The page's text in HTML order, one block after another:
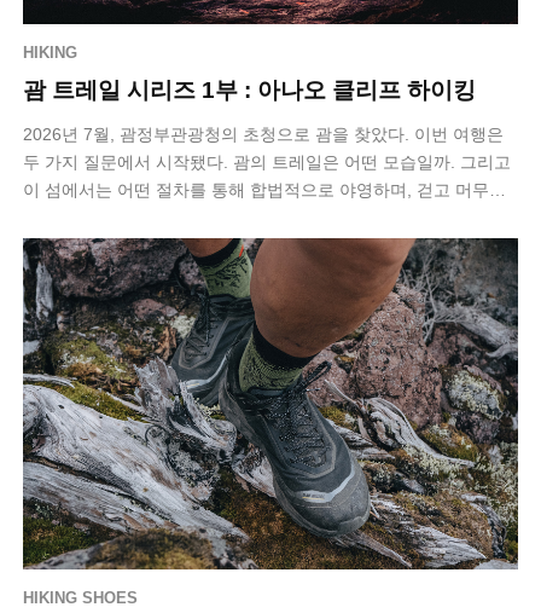
HIKING
괌 트레일 시리즈 1부 : 아나오 클리프 하이킹
2026년 7월, 괌정부관광청의 초청으로 괌을 찾았다. 이번 여행은
두 가지 질문에서 시작됐다. 괌의 트레일은 어떤 모습일까. 그리고
이 섬에서는 어떤 절차를 통해 합법적으로 야영하며, 걷고 머무는
HIKING SHOES